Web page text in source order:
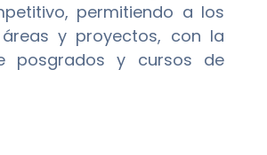
permitiendo a los
y proyectos, con la
posgrados y cursos de